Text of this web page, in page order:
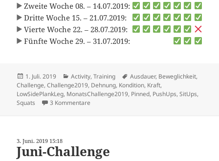
Zweite Woche 08. – 14.07.2019:
Dritte Woche 15. – 21.07.2019:
Vierte Woche 22. – 28.07.2019:
Fünfte Woche 29. – 31.07.2019:
Veröffentlicht
am
1. Juli. 2019 Kategorien
Activity,Training Schlagwörter
Ausdauer, Beweglichkeit,
Challenge,Challenge2019, Dehnung, Kondition, Kraft,
LowSidePlankLeg, MonatsChallenge2019, Pinned, PushUps,SitUps,
Squats
3 Kommentare
3. Juni. 2019 15:18
Juni-Challenge